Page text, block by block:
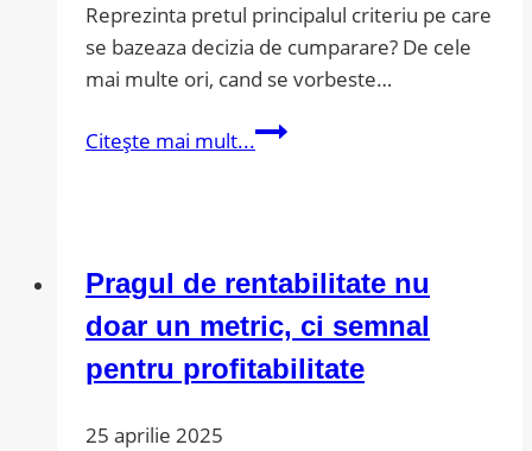
Reprezinta pretul principalul criteriu pe care
se bazeaza decizia de cumparare? De cele
mai multe ori, cand se vorbeste…
Citește mai mult...Procurementul
performanta
Pragul de rentabilitate nu
doar un metric, ci semnal
pentru profitabilitate
25 aprilie 2025